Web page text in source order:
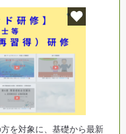
を対象に、基礎から最新